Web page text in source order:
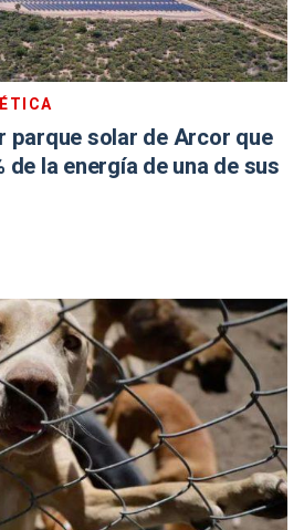
parque solar de Arcor que
de la energía de una de sus